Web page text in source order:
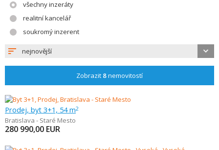
všechny inzeráty
realitní kancelář
soukromý inzerent
nejnovější
Zobrazit 8nemovitostí
Prodej, byt 3+1, 54 m2
Bratislava - Staré Mesto
280 990,00 EUR